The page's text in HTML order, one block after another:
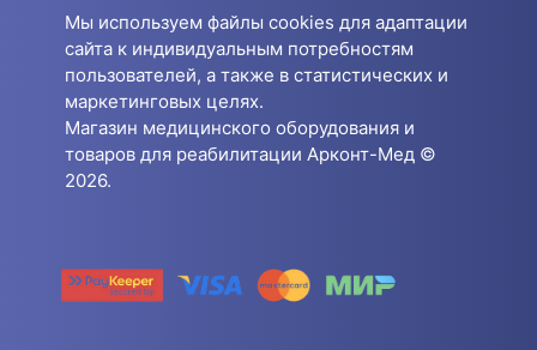
Мы используем файлы cookies для адаптации
сайта к индивидуальным потребностям
пользователей, а также в статистических и
маркетинговых целях.
Магазин медицинского оборудования и
товаров для реабилитации Арконт-Мед ©
2026.